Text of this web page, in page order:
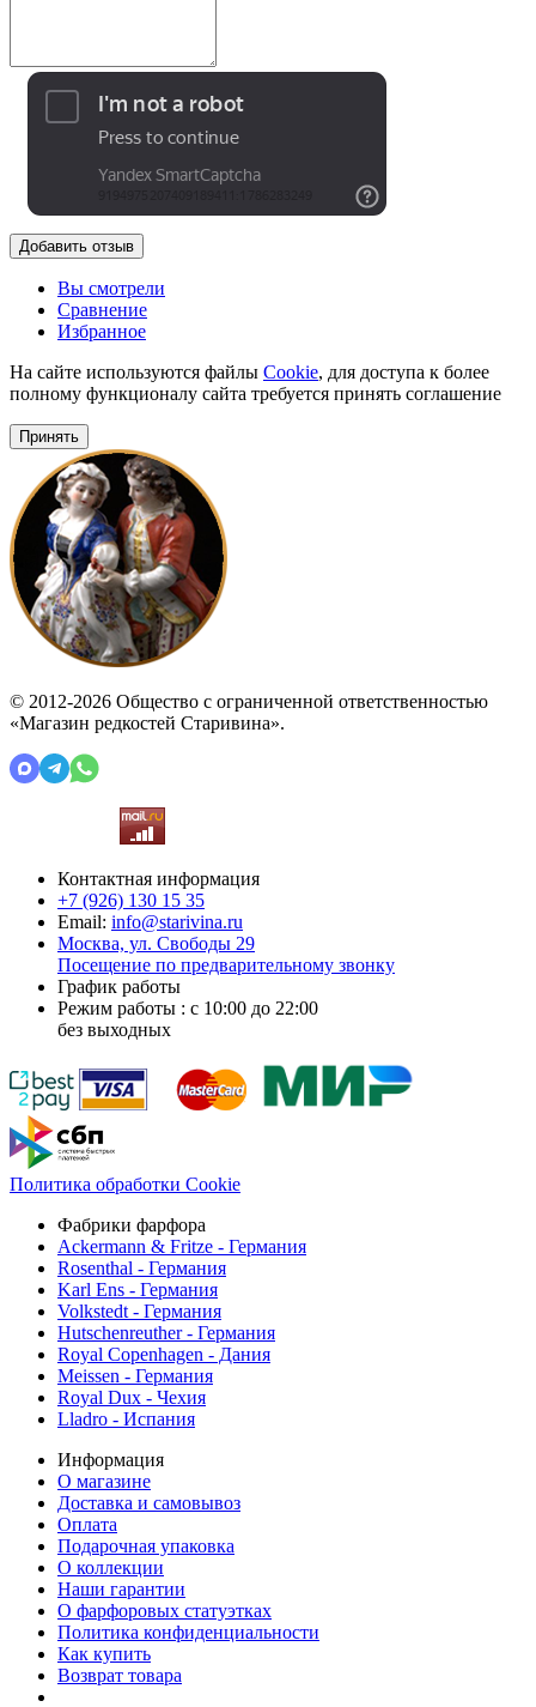
Добавить отзыв
Вы смотрели
Сравнение
Избранное
На сайте используются файлы Cookie, для доступа к более
полному функционалу сайта требуется принять соглашение
Принять
© 2012-2026 Общество с ограниченной ответственностью
«Магазин редкостей Старивина».
Контактная информация
+7 (926) 130 15 35
Email: info@starivina.ru
Москва, ул. Свободы 29
Посещение по предварительному звонку
График работы
Режим работы : с 10:00 до 22:00
без выходных
Политика обработки Cookie
Фабрики фарфора
Ackermann & Fritze - Германия
Rosenthal - Германия
Karl Ens - Германия
Volkstedt - Германия
Hutschenreuther - Германия
Royal Copenhagen - Дания
Meissen - Германия
Royal Dux - Чехия
Lladro - Испания
Информация
О магазине
Доставка и самовывоз
Оплата
Подарочная упаковка
О коллекции
Наши гарантии
О фарфоровых статуэтках
Политика конфиденциальности
Как купить
Возврат товара